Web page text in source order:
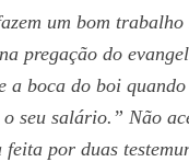
um bom
pregação do
a boca do boi
seu salário.” Não
por duas